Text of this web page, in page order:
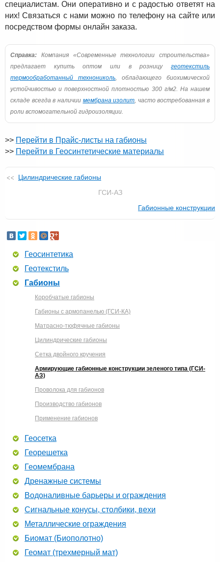
специалистам. Они оперативно и с радостью ответят на
них! Связаться с нами можно по телефону на сайте или
посредством формы онлайн заказа.
Справка: Компания «Современные технологии строительства»
предлагает купить оптом или в розницу геотекстиль
термообработанный технониколь, обладающего биохимической
устойчивостью и поверхностной плотностью 300 г/м2. На нашем
складе всегда в наличии мембрана изолит, часто востребованная в
роли вспомогательной гидроизоляции.
>> Перейти в Прайс-листы на габионы
>> Перейти в Геосинтетические материалы
Цилиндрические габионы
ГСИ-АЗ
Габионные конструкции
Геосинтетика
Геотекстиль
Габионы
Коробчатые габионы
Габионы с армопанелью (ГСИ-КА)
Матрасно-тюфячные габионы
Цилиндрические габионы
Сетка двойного кручения
Армирующие габионные конструкции зеленого типа (ГСИ-
АЗ)
Проволока для габионов
Производство габионов
Применение габионов
Геосетка
Георешетка
Геомембрана
Дренажные системы
Водоналивные барьеры и ограждения
Сигнальные конусы, столбики, вехи
Металлические ограждения
Биомат (Биополотно)
Геомат (трехмерный мат)